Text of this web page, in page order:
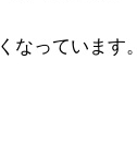
なっています。